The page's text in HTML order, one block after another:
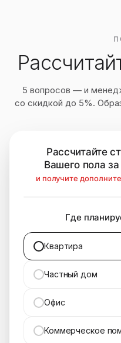
5 вопросов — и
со скидкой до 5%.
Рассчитайте
Вашего пола
и получите
Где
Квартира
Частный дом
Офис
Коммерческое